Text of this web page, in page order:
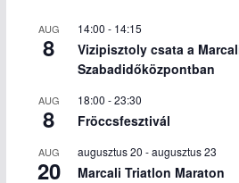
AUG
8
14:00 - 14:15
Vizipisztoly csata a
Szabadidőközpontban
AUG
8
18:00 -23:30
Fröccsfesztivál
AUG
20
augusztus 20 -augusztus 23
Marcali Triatlon Maraton